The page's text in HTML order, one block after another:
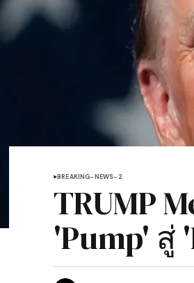
BREAKING-NEWS-2
TRUMP
'Pump' สู่